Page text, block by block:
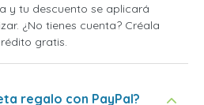
y tu descuento se aplicará
¿No tienes cuenta? Créala
gratis.
regalo con PayPal?